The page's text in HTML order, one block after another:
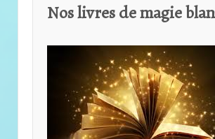
Nos livres de magie